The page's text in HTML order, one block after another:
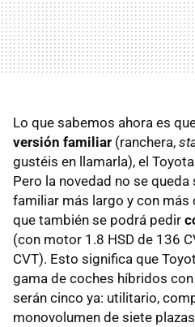
Lo que sabemos ahora es
versión familiar (ranchera,
gustéis en llamarla), el
Pero la novedad no se
familiar más largo y con más
que también se podrá pedir
(con motor 1.8 HSD de 136
CVT). Esto significa que
gama de coches híbridos
serán cinco ya: utilitario,
monovolumen de siete